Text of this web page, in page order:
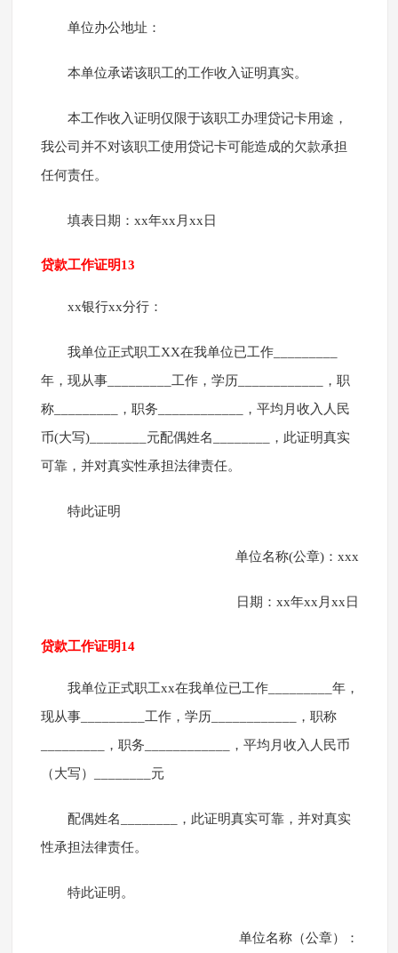
单位办公地址：
本单位承诺该职工的工作收入证明真实。
本工作收入证明仅限于该职工办理贷记卡用途，
我公司并不对该职工使用贷记卡可能造成的欠款承担
任何责任。
填表日期：xx年xx月xx日
贷款工作证明13
xx银行xx分行：
我单位正式职工XX在我单位已工作_________
年，现从事_________工作，学历____________，职
称_________，职务____________，平均月收入人民
币(大写)________元配偶姓名________，此证明真实
可靠，并对真实性承担法律责任。
特此证明
单位名称(公章)：xxx
日期：xx年xx月xx日
贷款工作证明14
我单位正式职工xx在我单位已工作_________年，
现从事_________工作，学历____________，职称
_________，职务____________，平均月收入人民币
（大写）________元
配偶姓名________，此证明真实可靠，并对真实
性承担法律责任。
特此证明。
单位名称（公章）：